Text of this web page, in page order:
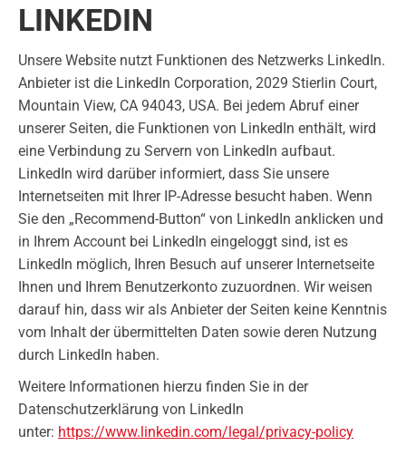
LINKEDIN
Unsere Website nutzt Funktionen des Netzwerks LinkedIn.
Anbieter ist die LinkedIn Corporation, 2029 Stierlin Court,
Mountain View, CA 94043, USA. Bei jedem Abruf einer
unserer Seiten, die Funktionen von LinkedIn enthält, wird
eine Verbindung zu Servern von LinkedIn aufbaut.
LinkedIn wird darüber informiert, dass Sie unsere
Internetseiten mit Ihrer IP-Adresse besucht haben. Wenn
Sie den „Recommend-Button“ von LinkedIn anklicken und
in Ihrem Account bei LinkedIn eingeloggt sind, ist es
LinkedIn möglich, Ihren Besuch auf unserer Internetseite
Ihnen und Ihrem Benutzerkonto zuzuordnen. Wir weisen
darauf hin, dass wir als Anbieter der Seiten keine Kenntnis
vom Inhalt der übermittelten Daten sowie deren Nutzung
durch LinkedIn haben.
Weitere Informationen hierzu finden Sie in der
Datenschutzerklärung von LinkedIn
unter: https://www.linkedin.com/legal/privacy-policy